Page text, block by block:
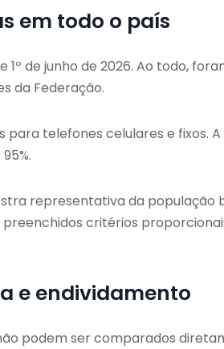
em todo o país
de junho de 2026. Ao todo,
da Federação.
telefones celulares e fixos.
representativa da população
critérios
e endividamento
podem ser comparados